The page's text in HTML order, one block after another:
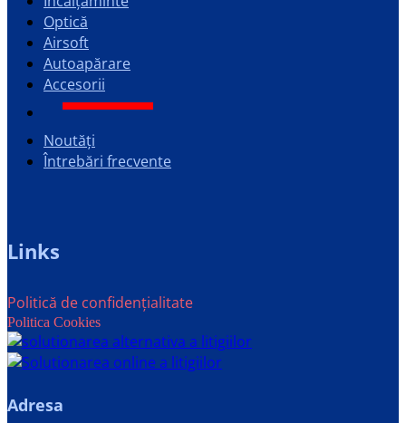
Optică
Airsoft
Autoapărare
Accesorii
Noutăți
Întrebări frecvente
Links
Politică de confidențialitate
Politica Cookies
Adresa